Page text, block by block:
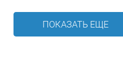
ПОКАЗАТЬ ЕЩЕ